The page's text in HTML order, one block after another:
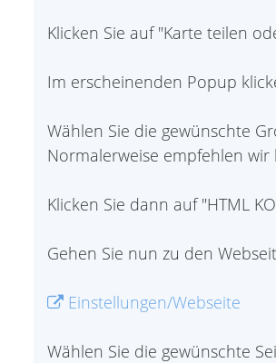
Klicken Sie auf "Karte teilen
Im erscheinenden Popup
Wählen Sie die gewünschte
Normalerweise empfehlen
Klicken Sie dann auf "HTML
Gehen Sie nun zu den
Einstellungen/Webseite
Wählen Sie die gewünschte